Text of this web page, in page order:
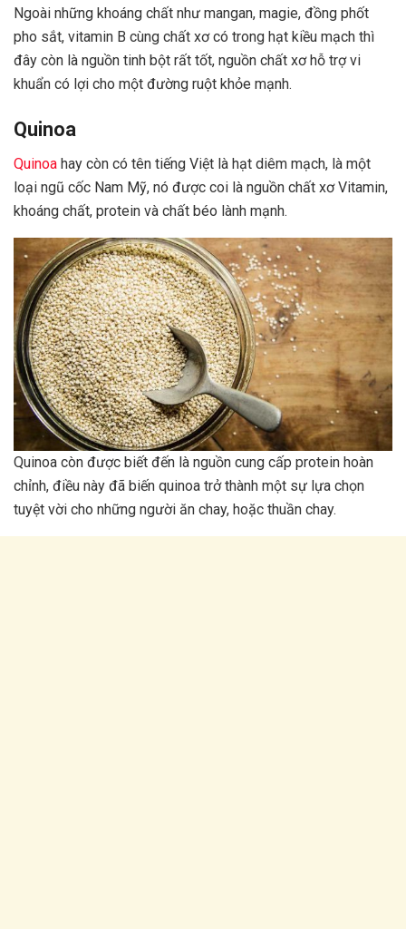
Ngoài những khoáng chất như mangan, magie, đồng phốt
pho sắt, vitamin B cùng chất xơ có trong hạt kiều mạch thì
đây còn là nguồn tinh bột rất tốt, nguồn chất xơ hỗ trợ vi
khuẩn có lợi cho một đường ruột khỏe mạnh.
Quinoa
Quinoa hay còn có tên tiếng Việt là hạt diêm mạch, là một
loại ngũ cốc Nam Mỹ, nó được coi là nguồn chất xơ Vitamin,
khoáng chất, protein và chất béo lành mạnh.
Quinoa còn được biết đến là nguồn cung cấp protein hoàn
chỉnh, điều này đã biến quinoa trở thành một sự lựa chọn
tuyệt vời cho những người ăn chay, hoặc thuần chay.